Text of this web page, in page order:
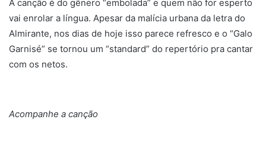
A canção é do gênero “embolada” e quem não for esperto
vai enrolar a língua. Apesar da malícia urbana da letra do
Almirante, nos dias de hoje isso parece refresco e o “Galo
Garnisé” se tornou um “standard” do repertório pra cantar
com os netos.
Acompanhe a canção